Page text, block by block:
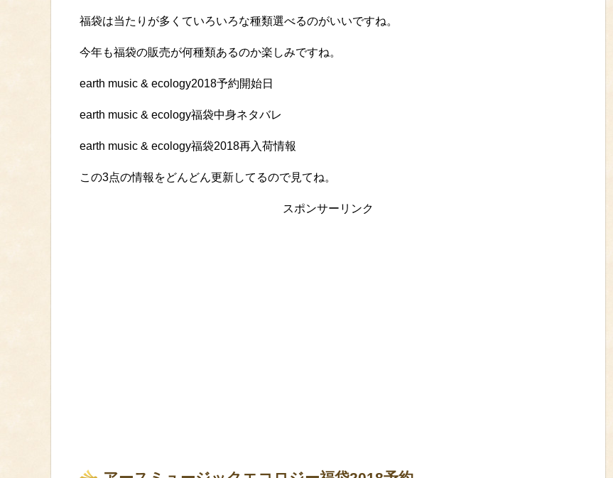
福袋は当たりが多くていろいろな種類選べるのがいいですね。
今年も福袋の販売が何種類あるのか楽しみですね。
earth music & ecology2018予約開始日
earth music & ecology福袋中身ネタバレ
earth music & ecology福袋2018再入荷情報
この3点の情報をどんどん更新してるので見てね。
スポンサーリンク